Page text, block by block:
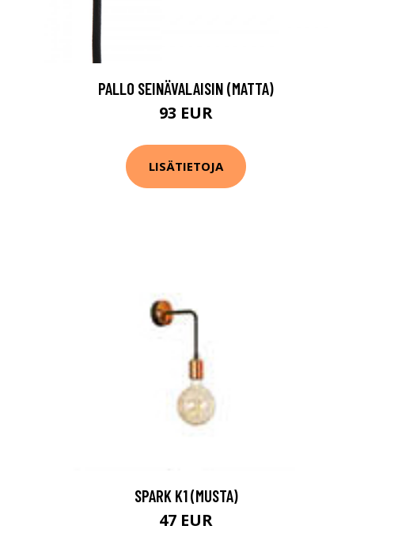
PALLO SEINÄVALAISIN (MATTA)
93 EUR
LISÄTIETOJA
SPARK K1 (MUSTA)
47 EUR